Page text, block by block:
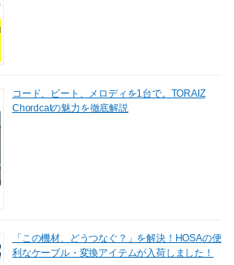
コード、ビート、メロディを1台で。TORAIZ
Chordcatの魅力を徹底解説
「この機材、どうつなぐ？」を解決！HOSAの便
利なケーブル・変換アイテムが入荷しました！